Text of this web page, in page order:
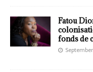
Fatou
fonds de